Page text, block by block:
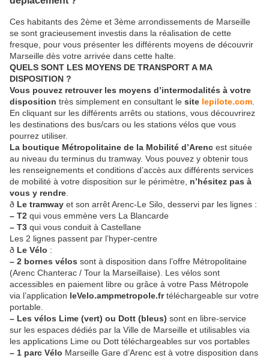
Ces habitants des 2ème et 3ème arrondissements de Marseille
se sont gracieusement investis dans la réalisation de cette
fresque, pour vous présenter les différents moyens de découvrir
Marseille dès votre arrivée dans cette halte.
QUELS SONT LES MOYENS DE TRANSPORT A MA
DISPOSITION ?
Vous pouvez retrouver les moyens d’intermodalités à votre
disposition très simplement en consultant le site lepilote.com
En cliquant sur les différents arrêts ou stations, vous découvrirez
les destinations des bus/cars ou les stations vélos que vous
pourrez utiliser.
La boutique Métropolitaine de la Mobilité d’Arenc est située
au niveau du terminus du tramway. Vous pouvez y obtenir tous
les renseignements et conditions d’accès aux différents services
de mobilité à votre disposition sur le périmètre, n’hésitez pas à
vous y rendre
ð Le tramway et son arrêt Arenc-Le Silo, desservi par les lignes :
– T2 qui vous emmène vers La Blancarde
– T3 qui vous conduit à Castellane
Les 2 lignes passent par l’hyper-centre
ð Le Vélo :
– 2 bornes vélos sont à disposition dans l’offre Métropolitaine
(Arenc Chanterac / Tour la Marseillaise). Les vélos sont
accessibles en paiement libre ou grâce à votre Pass Métropole
via l’application leVelo.ampmetropole.frtéléchargeable sur votre
portable.
– Les vélos Lime (vert) ou Dott (bleus) sont en libre-service
sur les espaces dédiés par la Ville de Marseille et utilisables via
les applications Lime ou Dott téléchargeables sur vos portables
– 1 parc Vélo Marseille Gare d’Arenc est à votre disposition dans